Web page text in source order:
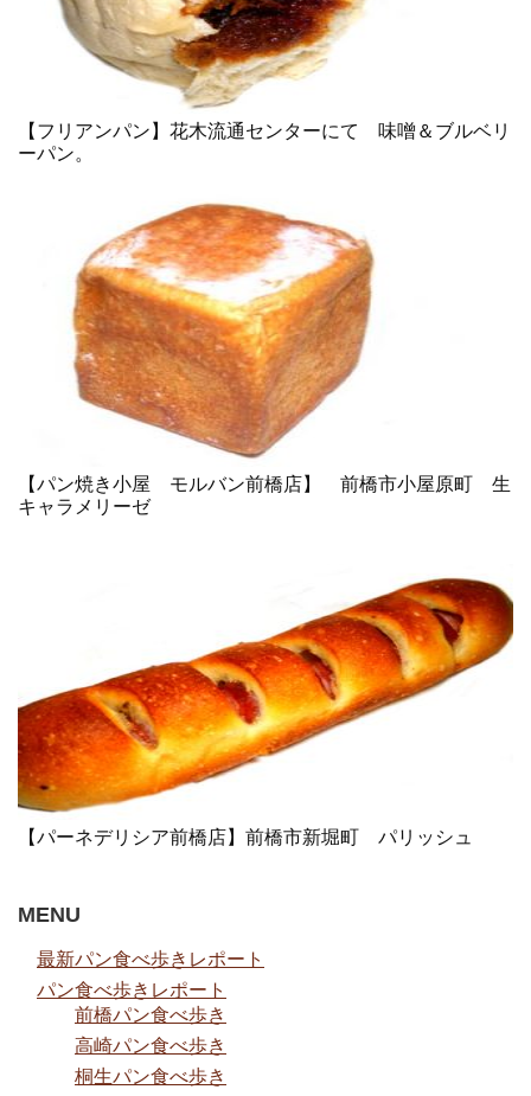
【フリアンパン】花木流通センターにて 味噌＆ブルベリ
ーパン。
【パン焼き小屋 モルバン前橋店】 前橋市小屋原町 生
キャラメリーゼ
【パーネデリシア前橋店】前橋市新堀町 パリッシュ
MENU
最新パン食べ歩きレポート
パン食べ歩きレポート
前橋パン食べ歩き
高崎パン食べ歩き
桐生パン食べ歩き